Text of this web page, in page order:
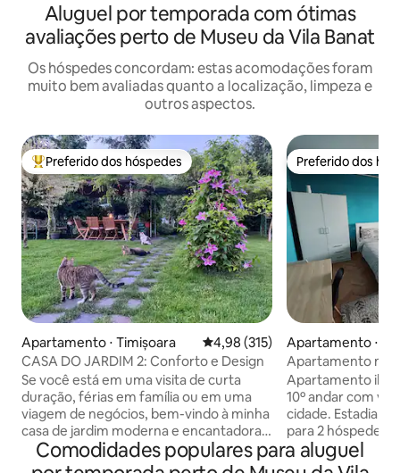
Aluguel por temporada com ótimas
avaliações perto de Museu da Vila Banat
Os hóspedes concordam: estas acomodações foram
muito bem avaliadas quanto a localização, limpeza e
outros aspectos.
Entre os melhores preferidos dos hóspedes
Preferido dos hóspedes
Apartamento ⋅ Timișoara 4,98 de uma avaliação média de
4,98 (315)
CASA DO JARDIM 2: Conforto e Design
Se você está em uma visita de curta
duração, férias em família ou em uma
viagem de negócios, bem-vindo à minha
casa de jardim moderna e encantadora,
um lugar único para ficar em Timisoara.
Rodeado por jardins verdes, aqui você
Preferido dos
Preferido dos
Apartamento ⋅
Apartamento
da cidade com
Apartamento
10º andar com
cidade. Estadia
para 2 hóspedes. Ótima localização: a 5
minutos a pé do
a 10 minutos do
Comodidades populares para aluguel